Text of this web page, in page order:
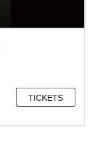
TICKETS